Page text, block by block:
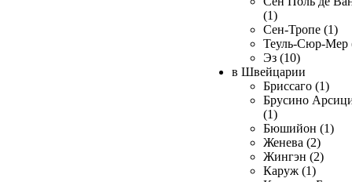
(1)
Сен-Тропе (1)
Теуль-Сюр-Мер
Эз (10)
в Швейцарии
Бриссаго (1)
Брусино
(1)
Бюшийон (1)
Женева (2)
Жингэн (2)
Каруж (1)